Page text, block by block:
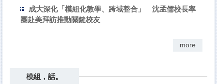
成大深化「模組化教學、跨域整合」 沈孟儒校長率
團赴美拜訪推動關鍵校友
more
模組，話。